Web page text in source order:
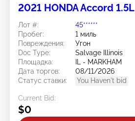
2021 HONDA Accord 1.5L
Лот #:
45******
Пробег:
1 миль
Повреждения:
Угон
Doc Type:
Salvage Illinois
Площадка:
IL - MARKHAM
Дата торгов:
08/11/2026
Статус ставки:
You Haven't bid
Current Bid:
$0